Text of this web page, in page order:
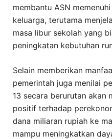
membantu ASN
keluarga, terutama
masa libur sekolah yang
peningkatan kebutuhan
Selain memberikan
pemerintah juga menilai
13 secara berurutan akan
positif terhadap
dana miliaran rupiah ke
mampu meningkatkan